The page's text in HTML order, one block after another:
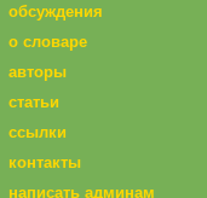
обсуждения
о словаре
авторы
статьи
ссылки
контакты
написать админам